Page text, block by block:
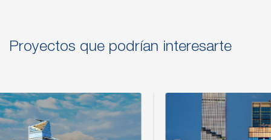
Proyectos que podrían interesarte